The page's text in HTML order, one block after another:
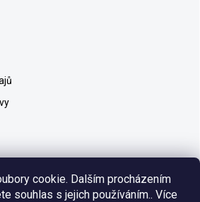
cookie. Dalším procházením
souhlas s jejich používáním.. Více